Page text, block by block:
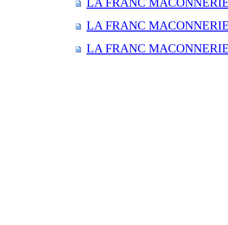
LA FRANC
LA FRANC